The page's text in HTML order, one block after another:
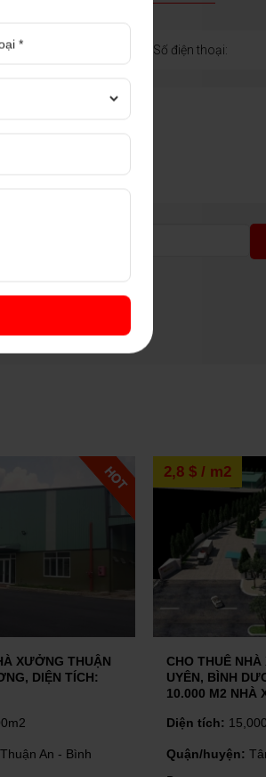
2,8 $ / m2
CHO THUÊ NHÀ XƯỞNG TÂN
UYÊN, BÌNH DƯƠNG, DIỆN TÍCH:
10.000 M2 NHÀ XƯỞNG
15,000 m2
Quận/huyện:
Tân Uyên - Bình